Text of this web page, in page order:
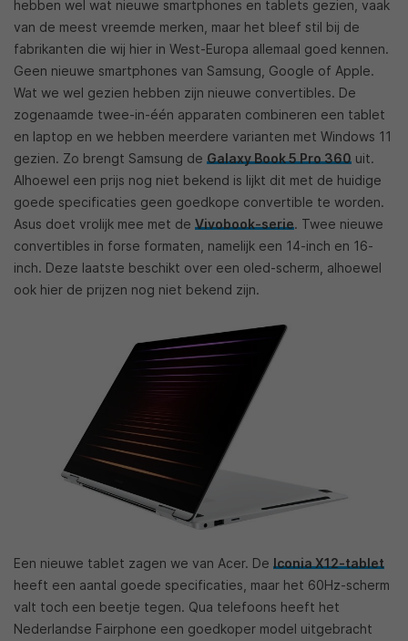
hebben wel wat nieuwe smartphones en tablets gezien, vaak
van de meest vreemde merken, maar het bleef stil bij de
fabrikanten die wij hier in West-Europa allemaal goed kennen.
Geen nieuwe smartphones van Samsung, Google of Apple.
Wat we wel gezien hebben zijn nieuwe convertibles. De
zogenaamde twee-in-één apparaten combineren een tablet
en laptop en we hebben meerdere varianten met Windows 11
gezien. Zo brengt Samsung de Galaxy Book 5 Pro 360 uit.
Alhoewel een prijs nog niet bekend is lijkt dit met de huidige
goede specificaties geen goedkope convertible te worden.
Asus doet vrolijk mee met de Vivobook-serie. Twee nieuwe
convertibles in forse formaten, namelijk een 14-inch en 16-
inch. Deze laatste beschikt over een oled-scherm, alhoewel
ook hier de prijzen nog niet bekend zijn.
Een nieuwe tablet zagen we van Acer. De Iconia X12-tablet
heeft een aantal goede specificaties, maar het 60Hz-scherm
valt toch een beetje tegen. Qua telefoons heeft het
Nederlandse Fairphone een goedkoper model uitgebracht